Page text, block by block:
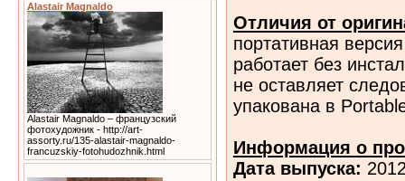
Alastair Magnaldo
Alastair Magnaldo – французский
фотохудожник - http://art-
assorty.ru/135-alastair-magnaldo-
francuzskiy-fotohudozhnik.html
Отличия от
портативная
работает без
не оставляет
упакована в
Информация о
Дата выпуска: